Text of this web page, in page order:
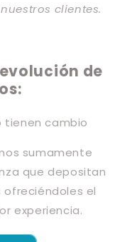
clientes.
de
tienen cambio
sumamente
que depositan
ofreciéndoles el
experiencia.